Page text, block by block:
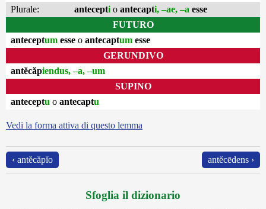
Plurale:
antecepti o antecapti, –ae, –a esse
FUTURO
anteceptum esse o antecaptum esse
GERUNDIVO
antĕcăpiendus, –a, –um
SUPINO
anteceptu o antecaptu
Vedi la forma attiva di questo lemma
‹ antĕcăpĭo antĕcēdens ›
Sfoglia il dizionario